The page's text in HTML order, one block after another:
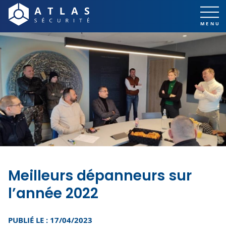
Meilleurs dépanneurs sur
l’année 2022
PUBLIÉ LE : 17/04/2023